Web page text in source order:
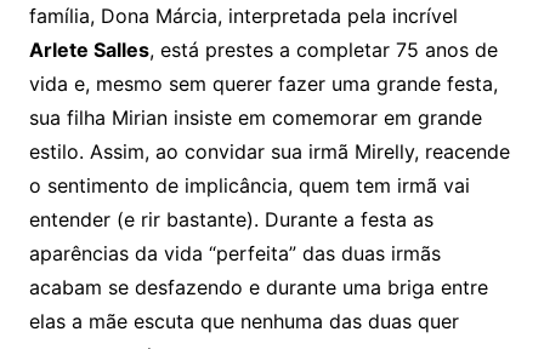
família, Dona Márcia, interpretada pela incrível
Arlete Salles, está prestes a completar 75 anos de
vida e, mesmo sem querer fazer uma grande festa,
sua filha Mirian insiste em comemorar em grande
estilo. Assim, ao convidar sua irmã Mirelly, reacende
o sentimento de implicância, quem tem irmã vai
entender (e rir bastante). Durante a festa as
aparências da vida “perfeita” das duas irmãs
acabam se desfazendo e durante uma briga entre
elas a mãe escuta que nenhuma das duas quer